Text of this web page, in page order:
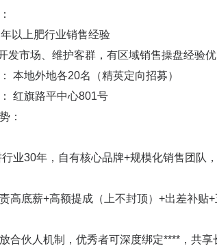
以上肥行业销售经验
发市场、维护客群，有区域销售操盘经验
本地外地各20名（精英定向招募）
红旗路平中心801号
：
业30年，自有核心品牌+规模化销售团队
高底薪+高额提成（上不封顶）+出差补贴
合伙人机制，优秀者可深度绑定****，共享